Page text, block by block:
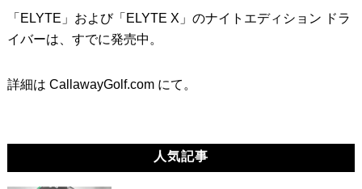
「ELYTE」および「ELYTE X」のナイトエディション ドラ
イバーは、すでに発売中。
詳細は CallawayGolf.com にて。
人気記事